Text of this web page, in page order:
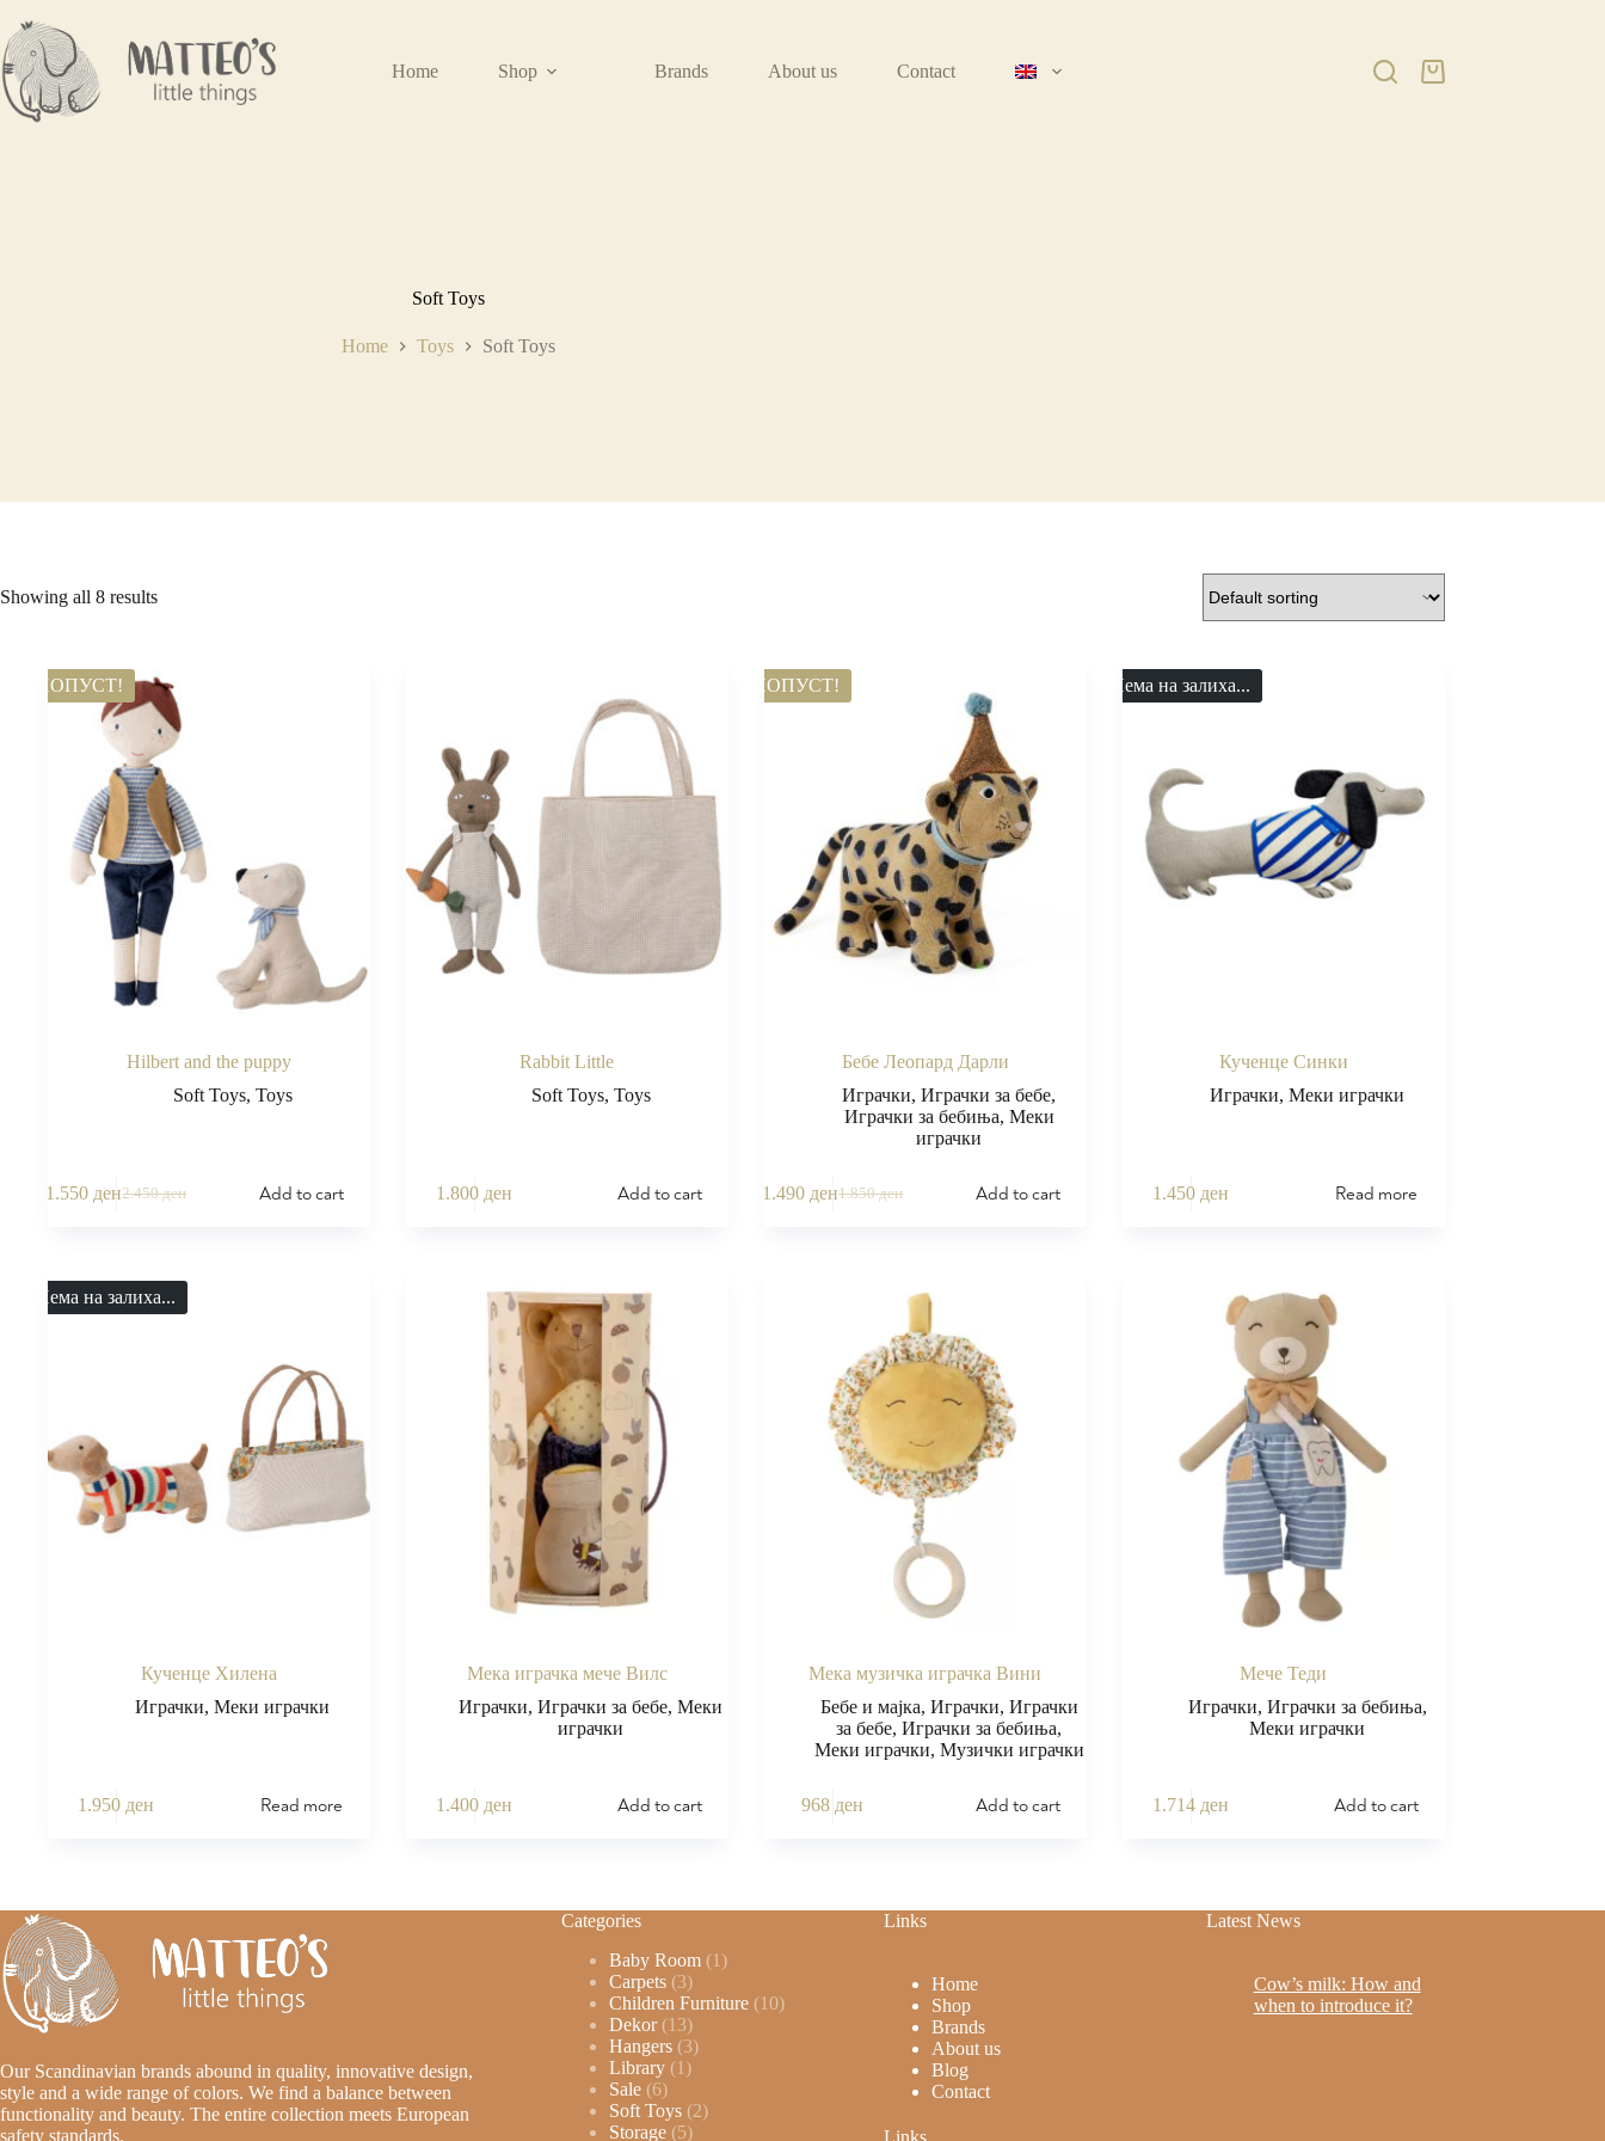
Home Shop Brands About us Contact
Soft Toys
Home Toys Soft Toys
Showing all 8 results
ПОПУСТ!
Hilbert and the puppy
Soft Toys, Toys
2.450ден
1.550 ден Add to cart
Rabbit Little
Soft Toys, Toys
1.800 ден Add to cart
ПОПУСТ!
Бебе Леопард Дарли
Играчки,Играчки за бебе,
Играчки за бебиња, Меки
играчки
1.850ден
1.490 ден Add to cart
Нема на залиха...
Кученце Синки
Играчки,Меки играчки
1.450 ден Read more
Нема на залиха...
Кученце Хилена
Играчки,Меки играчки
1.950 ден Read more
Мека играчка мече Вилс
Играчки,Играчки за бебе,Меки
играчки
1.400 ден Add to cart
Мека музичка играчка Вини
Бебе и мајка, Играчки, Играчки
за бебе,Играчки за бебиња,
Меки играчки, Музички играчки
968 ден Add to cart
Мече Теди
Играчки, Играчки за бебиња,
Меки играчки
1.714 ден Add to cart
Our Scandinavian brands abound in quality, innovative design,
style and a wide range of colors. We find a balance between
functionality and beauty. The entire collection meets European
safety standards.
Categories
Baby Room 1
Carpets 3
Children Furniture 10
Dekor 13
Hangers 3
Library 1
Sale 6
Soft Toys 2
Storage 5
Links
Home
Shop
Brands
About us
Blog
Contact
Links
Latest News
Cow’s milk: How and
when to introduce it?